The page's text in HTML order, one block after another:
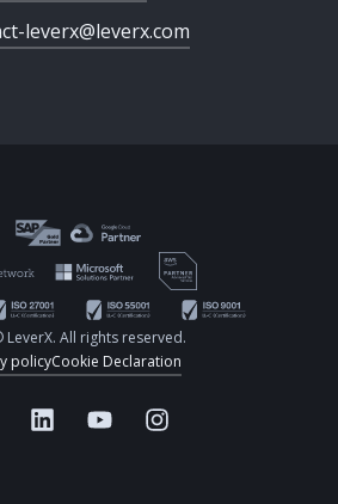
leverx@leverx.com
LeverX. All rights reserved.
policyCookie Declaration